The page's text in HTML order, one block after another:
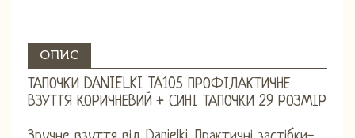
ОПИС
ТАПОЧКИ DANIELKI TA105 ПРОФІЛАКТИЧНЕ
ВЗУТТЯ КОРИЧНЕВИЙ + СИНІ ТАПОЧКИ 29 РОЗМІР